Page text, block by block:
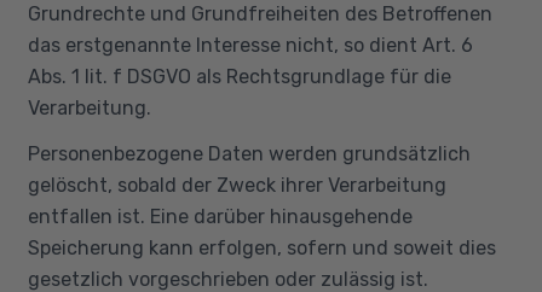
Grundrechte und Grundfreiheiten des Betroffenen
das erstgenannte Interesse nicht, so dient Art. 6
Abs. 1 lit. f DSGVO als Rechtsgrundlage für die
Verarbeitung.
Personenbezogene Daten werden grundsätzlich
gelöscht, sobald der Zweck ihrer Verarbeitung
entfallen ist. Eine darüber hinausgehende
Speicherung kann erfolgen, sofern und soweit dies
gesetzlich vorgeschrieben oder zulässig ist.